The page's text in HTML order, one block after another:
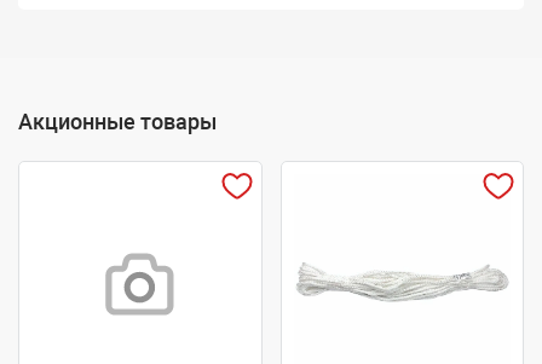
Акционные товары